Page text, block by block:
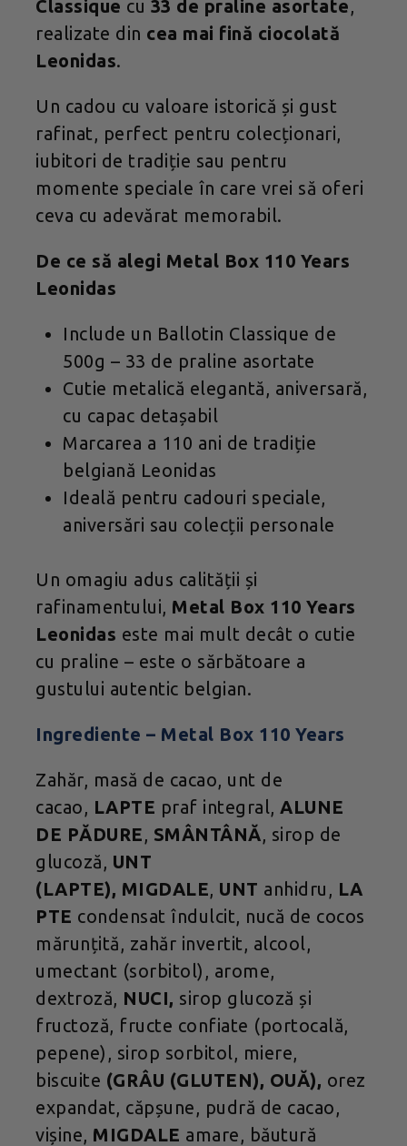
Classique cu 33 de praline asortate,
realizate din cea mai fină ciocolată
Leonidas.
Un cadou cu valoare istorică și gust
rafinat, perfect pentru colecționari,
iubitori de tradiție sau pentru
momente speciale în care vrei să oferi
ceva cu adevărat memorabil.
De ce să alegi Metal Box 110 Years
Leonidas
Include un Ballotin Classique de
500g – 33 de praline asortate
Cutie metalică elegantă, aniversară,
cu capac detașabil
Marcarea a 110 ani de tradiție
belgiană Leonidas
Ideală pentru cadouri speciale,
aniversări sau colecții personale
Un omagiu adus calității și
rafinamentului, Metal Box 110 Years
Leonidas este mai mult decât o cutie
cu praline – este o sărbătoare a
gustului autentic belgian.
Ingrediente – Metal Box 110 Years
Zahăr, masă de cacao, unt de
cacao, LAPTE praf integral, ALUNE
DE PĂDURE, SMÂNTÂNĂ, sirop de
glucoză, UNT
(LAPTE), MIGDALE, UNT anhidru, LA
PTE condensat îndulcit, nucă de cocos
mărunțită, zahăr invertit, alcool,
umectant (sorbitol), arome,
dextroză, NUCI, sirop glucoză și
fructoză, fructe confiate (portocală,
pepene), sirop sorbitol, miere,
biscuite (GRÂU (GLUTEN), OUĂ), orez
expandat, căpșune, pudră de cacao,
vișine, MIGDALE amare, băutură